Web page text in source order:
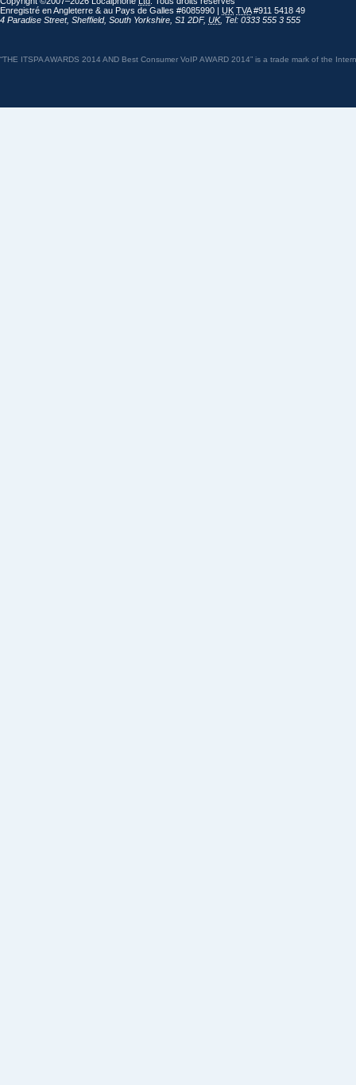
Enregistré en Angleterre & au Pays de Galles #6085990 | UK TVA#911 5418 49
4 Paradise Street, Sheffield, South Yorkshire S1 2DF, UK, Tel: 0333 555 3 555
“THE ITSPA AWARDS 2014 AND Best Consumer VoIP AWARD 2014” is a trade mark of the